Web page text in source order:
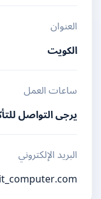
العنوان
الكويت
ساعات العمل
يرجى التواصل للتأكد
البريد الإلكتروني